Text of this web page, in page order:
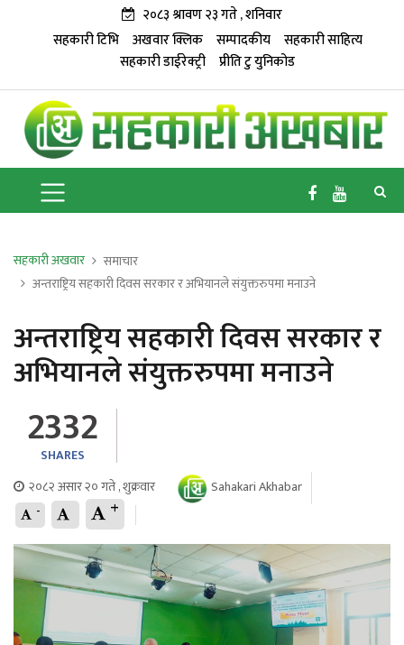
२०८३ श्रावण २३ गते , शनिवार
सहकारी टिभि
अखवार क्लिक सम्पादकीय
सहकारी साहित्य
सहकारी डाईरेक्ट्री प्रीति टु युनिकोड
सहकारी अखवार
समाचार
अन्तराष्ट्रिय सहकारी दिवस सरकार र अभियानले संयुक्तरुपमा मनाउने
अन्तराष्ट्रिय सहकारी दिवस सरकार र
अभियानले संयुक्तरुपमा मनाउने
2332
SHARES
२०८२ असार २० गते , शुक्रवार
Sahakari Akhabar
- +